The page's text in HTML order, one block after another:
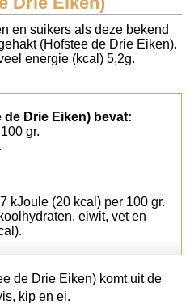
en suikers als deze bekend
(Hofstee de Drie Eiken).
energie (kcal) 5,2g.
Drie Eiken) bevat:
gr.
kJoule (20 kcal) per 100 gr.
eiwit, vet en
de Drie Eiken) komt uit de
kip en ei.